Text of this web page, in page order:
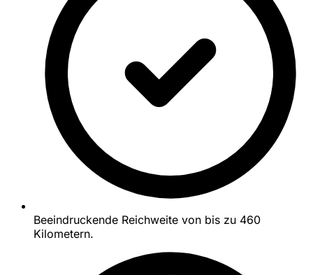
Beeindruckende Reichweite von bis zu 460
Kilometern.